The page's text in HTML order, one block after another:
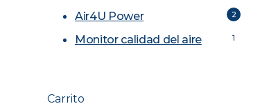
Air4U Power 2
Monitor calidad del aire 1
Carrito